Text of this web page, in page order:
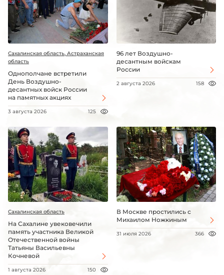
Сахалинская область, Астраханская
область
Однополчане встретили
День Воздушно-
десантных войск России
на памятных акциях
3 августа 2026 125
96 лет Воздушно-
десантным войскам
России
2 августа 2026 158
Сахалинская область
На Сахалине увековечили
память участника Великой
Отечественной войны
Татьяны Васильевны
Кочневой
1 августа 2026 150
В Москве простились с
Михаилом Ножкиным
31 июля 2026 366